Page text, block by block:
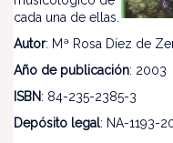
cada una de ellas.
Autor: Mª Rosa Díez de
Año de publicación: 2003
ISBN: 84-235-2385-3
Depósito legal: NA-1193-